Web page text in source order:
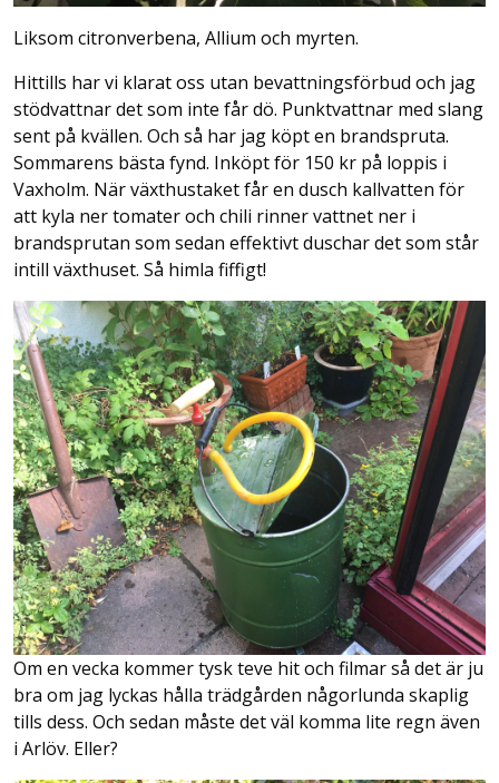
Liksom citronverbena, Allium och myrten.
Hittills har vi klarat oss utan bevattningsförbud och jag
stödvattnar det som inte får dö. Punktvattnar med slang
sent på kvällen. Och så har jag köpt en brandspruta.
Sommarens bästa fynd. Inköpt för 150 kr på loppis i
Vaxholm. När växthustaket får en dusch kallvatten för
att kyla ner tomater och chili rinner vattnet ner i
brandsprutan som sedan effektivt duschar det som står
intill växthuset. Så himla fiffigt!
Om en vecka kommer tysk teve hit och filmar så det är ju
bra om jag lyckas hålla trädgården någorlunda skaplig
tills dess. Och sedan måste det väl komma lite regn även
i Arlöv. Eller?